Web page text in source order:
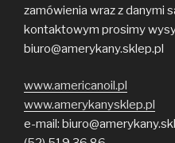
zamówienia wraz z danymi
kontaktowym prosimy
biuro@amerykany.sklep.pl
www.americanoil.pl
www.amerykanysklep.pl
e-mail: